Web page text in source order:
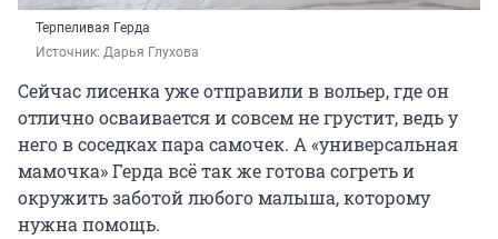
Терпеливая Герда
Источник: Дарья Глухова
Сейчас лисенка уже отправили в вольер, где он
отлично осваивается и совсем не грустит, ведь у
него в соседках пара самочек. А «универсальная
мамочка» Герда всё так же готова согреть и
окружить заботой любого малыша, которому
нужна помощь.